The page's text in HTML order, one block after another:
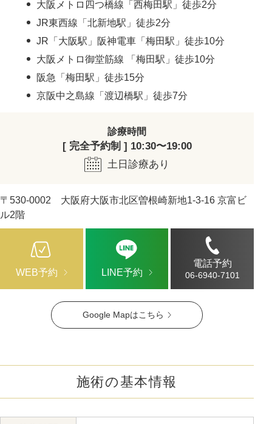
Google Mapはこちら
大阪メトロ四つ橋線「西梅田駅」徒歩2分
JR東西線「北新地駅」徒歩2分
JR「大阪駅」阪神電車「梅田駅」徒歩10分
大阪メトロ御堂筋線 「梅田駅」徒歩10分
阪急「梅田駅」徒歩15分
京阪中之島線「渡辺橋駅」徒歩7分
診療時間
[ 完全予約制 ] 10:30〜19:00
土日診療あり
〒530-0002 大阪府大阪市北区曽根崎新地1-3-16 京富ビ
ル2階
WEB予約 LINE予約
電話予約
06-6940-7101
施術の基本情報